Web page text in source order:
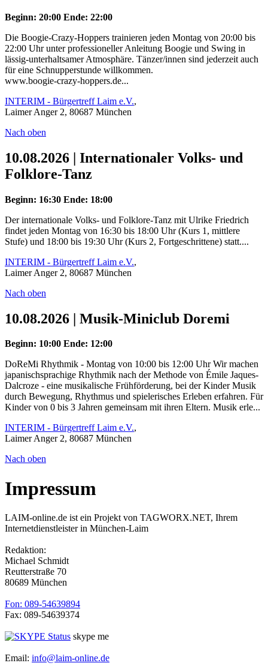
Beginn: 20:00 Ende: 22:00
Die Boogie-Crazy-Hoppers trainieren jeden Montag von 20:00 bis
22:00 Uhr unter professioneller Anleitung Boogie und Swing in
lässig-unterhaltsamer Atmosphäre. Tänzer/innen sind jederzeit auch
für eine Schnupperstunde willkommen.
www.boogie-crazy-hoppers.de...
INTERIM - Bürgertreff Laim e.V.,
Laimer Anger 2, 80687 München
Nach oben
10.08.2026 | Internationaler Volks- und
Folklore-Tanz
Beginn: 16:30 Ende: 18:00
Der internationale Volks- und Folklore-Tanz mit Ulrike Friedrich
findet jeden Montag von 16:30 bis 18:00 Uhr (Kurs 1, mittlere
Stufe) und 18:00 bis 19:30 Uhr (Kurs 2, Fortgeschrittene) statt....
INTERIM - Bürgertreff Laim e.V.,
Laimer Anger 2, 80687 München
Nach oben
10.08.2026 | Musik-Miniclub Doremi
Beginn: 10:00 Ende: 12:00
DoReMi Rhythmik - Montag von 10:00 bis 12:00 Uhr Wir machen
japanischsprachige Rhythmik nach der Methode von Émile Jaques-
Dalcroze - eine musikalische Frühförderung, bei der Kinder Musik
durch Bewegung, Rhythmus und spielerisches Erleben erfahren. Für
Kinder von 0 bis 3 Jahren gemeinsam mit ihren Eltern. Musik erle...
INTERIM - Bürgertreff Laim e.V.,
Laimer Anger 2, 80687 München
Nach oben
Impressum
LAIM-online.de ist ein Projekt von TAGWORX.NET, Ihrem
Internetdienstleister in München-Laim
Redaktion:
Michael Schmidt
Reutterstraße 70
80689 München
Fon: 089-54639894
Fax: 089-54639374
skype me
Email: info@laim-online.de